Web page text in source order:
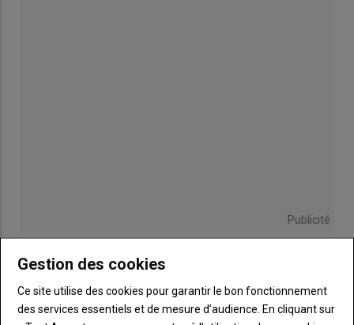
Publicité
INSCRIPTION NEWSLETTER
Gestion des cookies
Ce site utilise des cookies pour garantir le bon fonctionnement
des services essentiels et de mesure d’audience. En cliquant sur